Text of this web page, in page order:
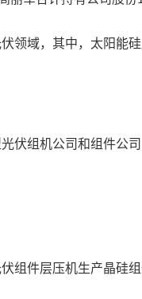
领域，其中，太阳能
伏组机公司和组件公
组件层压机生产晶硅